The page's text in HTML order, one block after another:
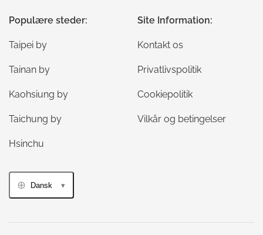
Populære steder:
Taipei by
Tainan by
Kaohsiung by
Taichung by
Hsinchu
Site Information:
Kontakt os
Privatlivspolitik
Cookiepolitik
Vilkår og betingelser
Dansk